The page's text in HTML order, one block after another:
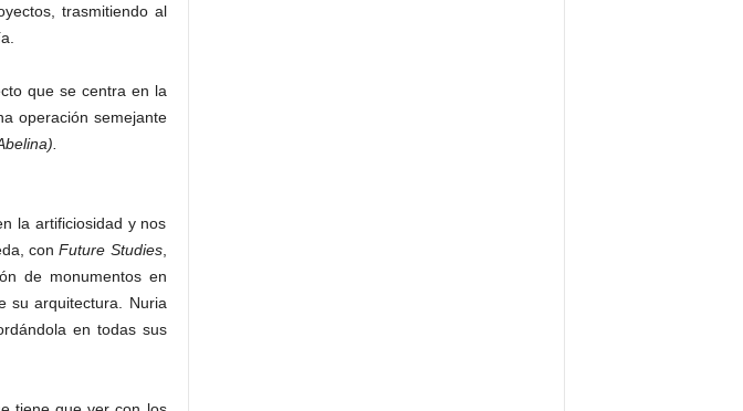
trasmitiendo al
que se centra en la
operación semejante
la artificiosidad y nos
conFuture Studies,
de monumentos en
su arquitectura. Nuria
en todas sus